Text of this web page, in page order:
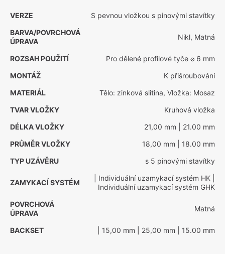
VERZE
S pevnou vložkou s pinovými stavítky
BARVA/POVRCHOVÁ
ÚPRAVA
Nikl, Matná
ROZSAH POUŽITÍ
Pro dělené profilové tyče ⌀ 6 mm
MONTÁŽ
K přišroubování
MATERIÁL
Tělo: zinková slitina, Vložka: Mosaz
TVAR VLOŽKY
Kruhová vložka
DÉLKA VLOŽKY
21,00 mm | 21.00 mm
PRŮMĚR VLOŽKY
18,00 mm | 18.00 mm
TYP UZÁVĚRU
s 5 pinovými stavítky
ZAMYKACÍ SYSTÉM
| Individuální uzamykací systém HK
Individuální uzamykací systém GHK
POVRCHOVÁ
ÚPRAVA
Matná
BACKSET | 15,00 mm | 25,00 mm | 15.00 mm